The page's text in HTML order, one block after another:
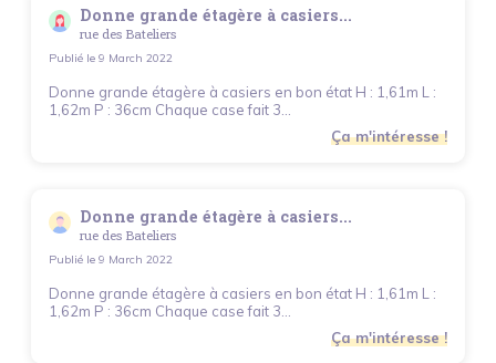
Donne grande étagère à casiers...
rue des Bateliers
Publié le 9 March 2022
Donne grande étagère à casiers en bon état H : 1,61m L :
1,62m P : 36cm Chaque case fait 3...
Ça m'intéresse !
Donne grande étagère à casiers...
rue des Bateliers
Publié le 9 March 2022
Donne grande étagère à casiers en bon état H : 1,61m L :
1,62m P : 36cm Chaque case fait 3...
Ça m'intéresse !